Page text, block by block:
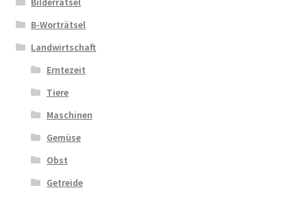
B-Worträtsel
Landwirtschaft
Erntezeit
Tiere
Maschinen
Gemüse
Obst
Getreide